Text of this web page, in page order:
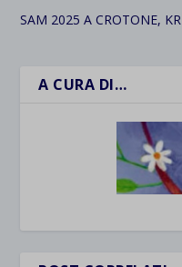
SAM 2025 A CROTONE, KR
A CURA DI…